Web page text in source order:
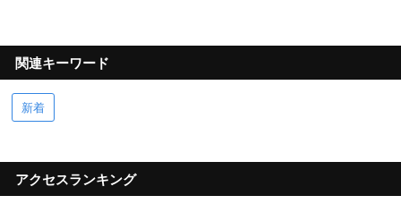
関連キーワード
新着
アクセスランキング